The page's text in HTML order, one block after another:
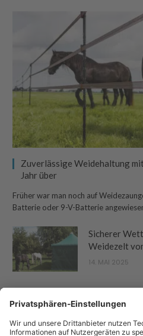
Zuverlässige Weidehaltung
Jahr über
Früher war man noch auf
Batterie oder 9-V-Batterie
Sicherer
Weidezelt
14. MAI 2025